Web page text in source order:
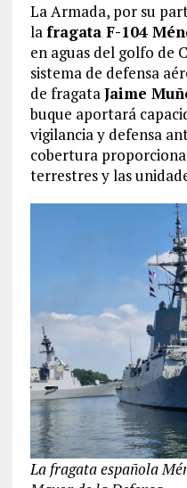
La Armada, por su
lafragata F-104
en aguas del golfo de
sistema de defensa
de fragataJaime
buque aportará
vigilancia y defensa
cobertura
terrestres y las
La fragata española